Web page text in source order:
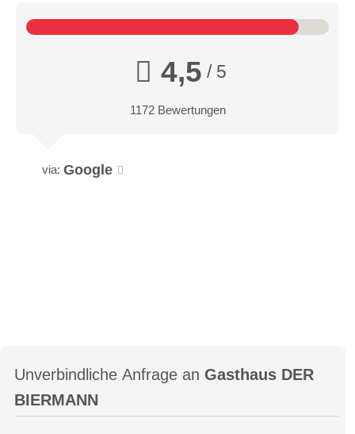
4,5 / 5
1172 Bewertungen
via: Google
Unverbindliche Anfrage an Gasthaus DER
BIERMANN